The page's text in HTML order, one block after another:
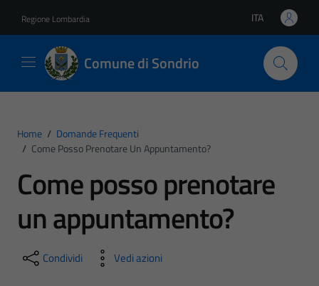
Regione Lombardia Lingua attiva:
ITA
Comune di Sondrio
Home / Domande Frequenti
/ Come Posso Prenotare Un Appuntamento?
Come posso prenotare
un appuntamento?
Condividi Vedi azioni